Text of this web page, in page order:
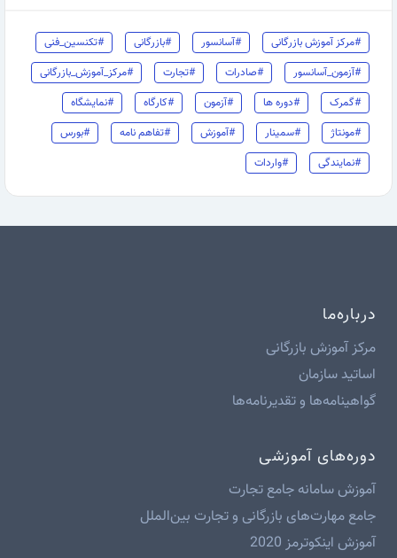
#مرکز آموزش بازرگانی #آسانسور #بازرگانی
#تکنسین_فنی
#آزمون_آسانسور
#صادرات #تجارت
#مرکز_آموزش_بازرگانی
#گمرک
#دوره ها #آزمون #کارگاه
#نمایشگاه
#مونتاژ
#سمینار #آموزش #تفاهم نامه
#بورس
#نمایندگی
#واردات
درباره‌ما
مرکز آموزش بازرگانی
اساتید سازمان
گواهینامه‌ها و تقدیرنامه‌ها
دوره‌های آموزشی
آموزش سامانه جامع تجارت
جامع مهارت‌های بازرگانی و تجارت بین‌الملل
آموزش اینکوترمز 2020